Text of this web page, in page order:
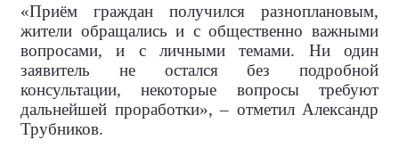
«Приём граждан получился разноплановым,
жители обращались и с общественно важными
вопросами, и с личными темами. Ни один
заявитель не остался без подробной
консультации, некоторые вопросы требуют
дальнейшей проработки», – отметил Александр
Трубников.